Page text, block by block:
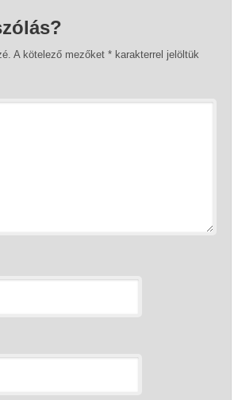
A kötelező mezőket *karakterrel jelöltük